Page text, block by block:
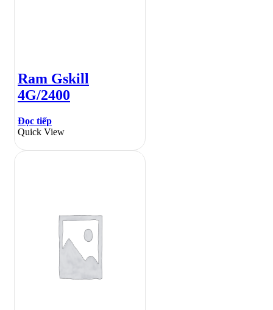
Ram Gskill
4G/2400
Đọc tiếp
Quick View